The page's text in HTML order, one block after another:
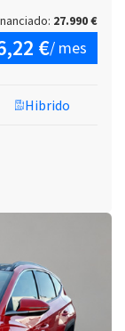
Hibrido
27.990 €
€/ mes